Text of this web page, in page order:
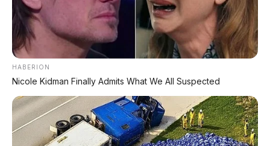
KREDIT MOTOR
SEMUA MEREK
DP MULAI
✅Honda, Yamaha, Suzuki, Kawasaki
✅ Proses 1 Jam Langsung ACC
✅ Syarat Cukup KTP & KK
HABERION
Nicole Kidman Finally Admits What We All Suspected